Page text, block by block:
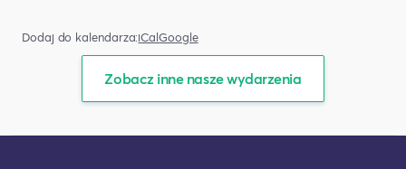
Dodaj do kalendarza:iCalGoogle
Zobacz inne nasze wydarzenia